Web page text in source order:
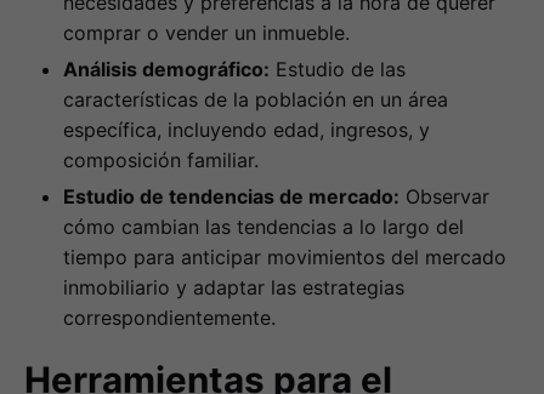
comprar o vender un inmueble.
Análisis demográfico: Estudio de las
características de la población en un área
específica, incluyendo edad, ingresos, y
composición familiar.
Estudio de tendencias de mercado: Observar
cómo cambian las tendencias a lo largo del
tiempo para anticipar movimientos del mercado
inmobiliario y adaptar las estrategias
correspondientemente.
Herramientas para el